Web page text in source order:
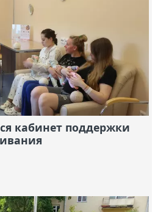
кабинет поддержки